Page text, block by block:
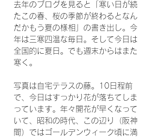
去年のブログを見ると「寒い日が続
たこの春、桜の季節が終わるとなん
だかもう夏の様相」の書き出し。今
年は三寒四温な毎日。そして今日は
全国的に夏日。でも週末からはまた
寒く。
写真は自宅テラスの藤。10日程前
で、今日はすっかり花が落ちてしま
っています。年々開花が早くなって
いて、昭和の時代、この辺り（阪神
間）ではゴールデンウィーク頃に満